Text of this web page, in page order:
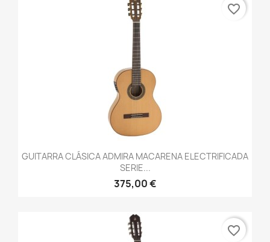
GUITARRA CLÁSICA ADMIRA MACARENA ELECTRIFICADA
SERIE...
375,00 €
favorite_border
favorite_border